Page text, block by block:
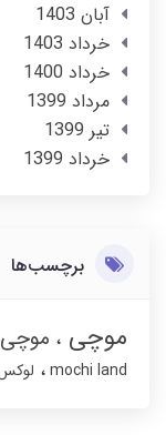
آبان 1403
خرداد 1403
خرداد 1400
مرداد 1399
تير 1399
خرداد 1399
برچسب‌ها
موچی موچی
mochi land